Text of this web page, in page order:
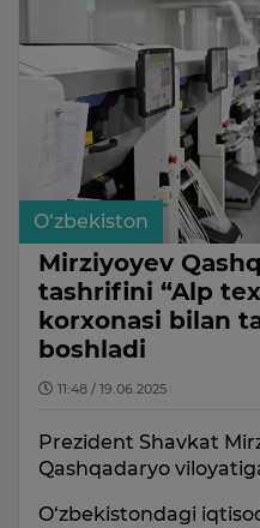
O‘zbekiston
Mirziyoyev
tashrifini “Alp
korxonasi bilan
boshladi
11:48 / 19.06.2025
Prezident Shavkat
Qashqadaryo
O‘zbekistondagi